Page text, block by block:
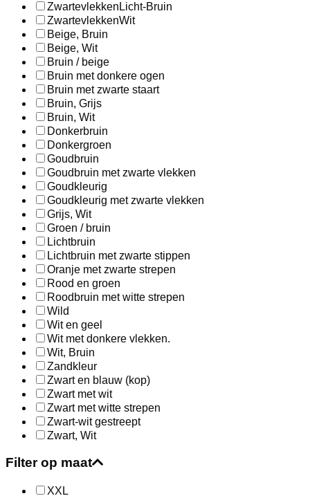
ZwartevlekkenLicht-Bruin
ZwartevlekkenWit
Beige, Bruin
Beige, Wit
Bruin / beige
Bruin met donkere ogen
Bruin met zwarte staart
Bruin, Grijs
Bruin, Wit
Donkerbruin
Donkergroen
Goudbruin
Goudbruin met zwarte vlekken
Goudkleurig
Goudkleurig met zwarte vlekken
Grijs, Wit
Groen / bruin
Lichtbruin
Lichtbruin met zwarte stippen
Oranje met zwarte strepen
Rood en groen
Roodbruin met witte strepen
Wild
Wit en geel
Wit met donkere vlekken.
Wit, Bruin
Zandkleur
Zwart en blauw (kop)
Zwart met wit
Zwart met witte strepen
Zwart-wit gestreept
Zwart, Wit
Filter op maat
XXL